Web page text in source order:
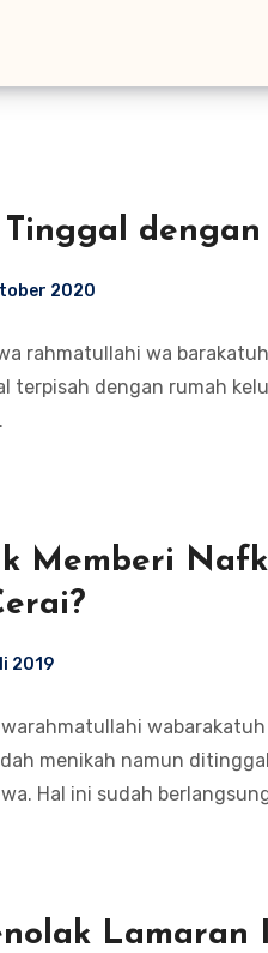
Tinggal
2020
rahmatullahi wa
terpisah dengan rumah
Memberi
2019
warahmatullahi
menikah namun
Hal ini sudah